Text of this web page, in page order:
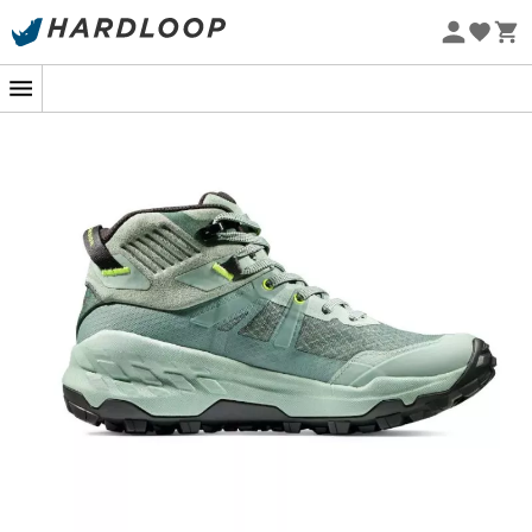
Promos d'été 🔥 -5 % EXTRA dès 2 produits* code Summer5
Eco-conçu